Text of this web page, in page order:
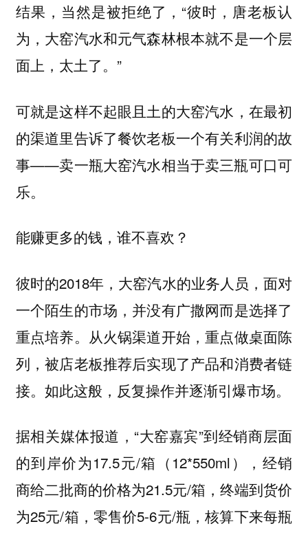
结果，当然是被拒绝了，“彼时，唐老板认
为，大窑汽水和元气森林根本就不是一个层
面上，太土了。”
可就是这样不起眼且土的大窑汽水，在最初
的渠道里告诉了餐饮老板一个有关利润的故
事——卖一瓶大窑汽水相当于卖三瓶可口可
乐。
能赚更多的钱，谁不喜欢？
彼时的2018年，大窑汽水的业务人员，面对
一个陌生的市场，并没有广撒网而是选择了
重点培养。从火锅渠道开始，重点做桌面陈
列，被店老板推荐后实现了产品和消费者链
接。如此这般，反复操作并逐渐引爆市场。
据相关媒体报道，“大窑嘉宾”到经销商层面
的到岸价为17.5元/箱（12*550ml），经销
商给二批商的价格为21.5元/箱，终端到货价
为25元/箱，零售价5-6元/瓶，核算下来每瓶